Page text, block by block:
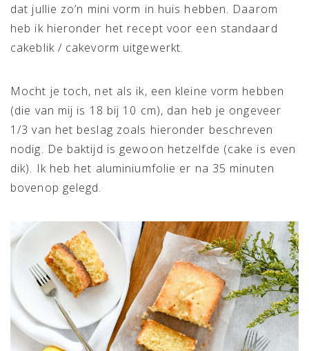
dat jullie zo’n mini vorm in huis hebben. Daarom
heb ik hieronder het recept voor een standaard
cakeblik / cakevorm uitgewerkt.
Mocht je toch, net als ik, een kleine vorm hebben
(die van mij is 18 bij 10 cm), dan heb je ongeveer
1/3 van het beslag zoals hieronder beschreven
nodig. De baktijd is gewoon hetzelfde (cake is even
dik). Ik heb het aluminiumfolie er na 35 minuten
bovenop gelegd.